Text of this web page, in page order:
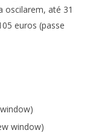
oscilarem, até 31
euros (passe
window)